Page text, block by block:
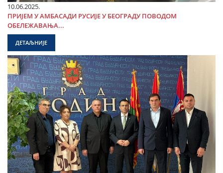
10.06.2025.
ПРИЈЕМ У АМБАСАДИ РУСИЈЕ У БЕОГРАДУ ПОВОДОМ
ОБЕЛЕЖАВАЊА...
ДЕТАЉНИЈЕ